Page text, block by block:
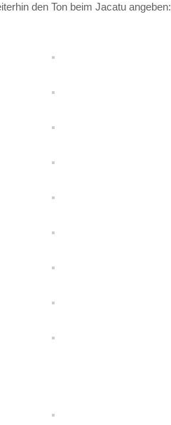
den Ton beim Jacatu angeben: